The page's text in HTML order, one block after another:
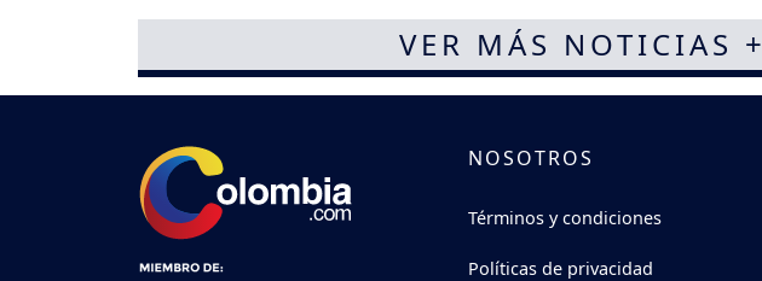
VER MÁS NOTICIAS +
NOSOTROS
Términos y condiciones
Políticas de privacidad